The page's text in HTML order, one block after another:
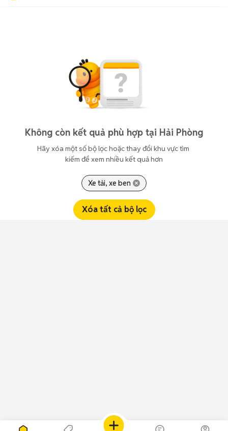
Không còn kết quả phù hợp tại Hải Phòng
Hãy xóa một số bộ lọc hoặc thay đổi khu vực tìm
kiếm để xem nhiều kết quả hơn
Xe tải, xe ben
Xóa tất cả bộ lọc